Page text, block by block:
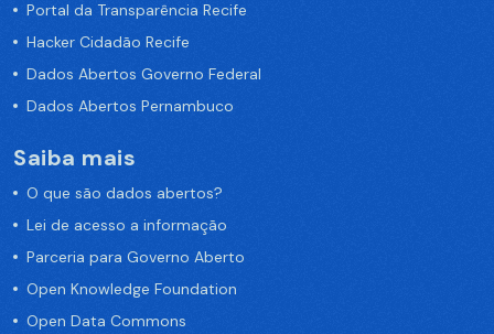
Portal da Transparência Recife
Hacker Cidadão Recife
Dados Abertos Governo Federal
Dados Abertos Pernambuco
Saiba mais
O que são dados abertos?
Lei de acesso a informação
Parceria para Governo Aberto
Open Knowledge Foundation
Open Data Commons